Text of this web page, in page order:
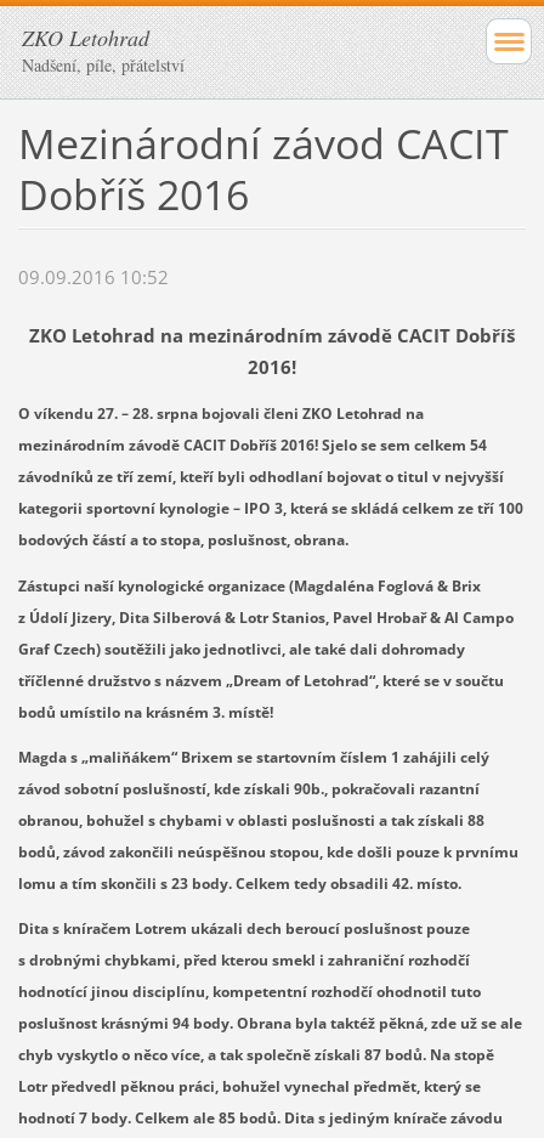
ZKO Letohrad
Nadšení, píle, přátelství
Mezinárodní závod CACIT
Dobříš 2016
09.09.2016 10:52
ZKO Letohrad na mezinárodním závodě CACIT Dobříš
2016!
O víkendu 27. – 28. srpna bojovali členi ZKO Letohrad na
mezinárodním závodě CACIT Dobříš 2016! Sjelo se sem celkem 54
závodníků ze tří zemí, kteří byli odhodlaní bojovat o titul v nejvyšší
kategorii sportovní kynologie – IPO 3, která se skládá celkem ze tří 100
bodových částí a to stopa, poslušnost, obrana.
Zástupci naší kynologické organizace (Magdaléna Foglová & Brix
z Údolí Jizery, Dita Silberová & Lotr Stanios, Pavel Hrobař & Al Campo
Graf Czech) soutěžili jako jednotlivci, ale také dali dohromady
tříčlenné družstvo s názvem „Dream of Letohrad“, které se v součtu
bodů umístilo na krásném 3. místě!
Magda s „maliňákem“ Brixem se startovním číslem 1 zahájili celý
závod sobotní poslušností, kde získali 90b., pokračovali razantní
obranou, bohužel s chybami v oblasti poslušnosti a tak získali 88
bodů, závod zakončili neúspěšnou stopou, kde došli pouze k prvnímu
lomu a tím skončili s 23 body. Celkem tedy obsadili 42. místo.
Dita s kníračem Lotrem ukázali dech beroucí poslušnost pouze
s drobnými chybkami, před kterou smekl i zahraniční rozhodčí
hodnotící jinou disciplínu, kompetentní rozhodčí ohodnotil tuto
poslušnost krásnými 94 body. Obrana byla taktéž pěkná, zde už se ale
chyb vyskytlo o něco více, a tak společně získali 87 bodů. Na stopě
Lotr předvedl pěknou práci, bohužel vynechal předmět, který se
hodnotí 7 body. Celkem ale 85 bodů. Dita s jediným knírače závodu